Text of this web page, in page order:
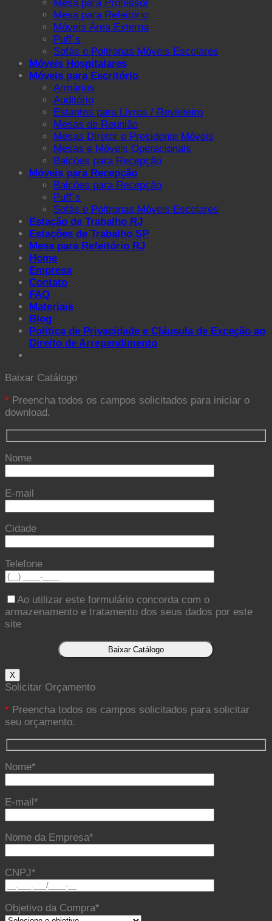
Mesa para Professor
Mesa para Refeitório
Móveis Área Externa
Puff´s
Sofás e Poltronas Móveis Escolares
Móveis Hospitalares
Móveis para Escritório
Armários
Auditório
Estantes para Livros / Revisteiro
Mesas de Reunião
Mesas Diretor e Presidente Móveis
Mesas e Móveis Operacionais
Balcões para Recepção
Móveis para Recepção
Balcões para Recepção
Puff´s
Sofás e Poltronas Móveis Escolares
Estação de Trabalho RJ
Estações de Trabalho SP
Mesa para Refeitório RJ
Home
Empresa
Contato
FAQ
Materiais
Blog
Política de Privacidade e Cláusula de Exceção ao
Direito de Arrependimento
Baixar Catálogo
* Preencha todos os campos solicitados para iniciar o
download.
Nome
E-mail
Cidade
Telefone
Ao utilizar este formulário concorda com o
armazenamento e tratamento dos seus dados por este
site
X
Solicitar Orçamento
* Preencha todos os campos solicitados para solicitar
seu orçamento.
Nome*
E-mail*
Nome da Empresa*
CNPJ*
Objetivo da Compra*